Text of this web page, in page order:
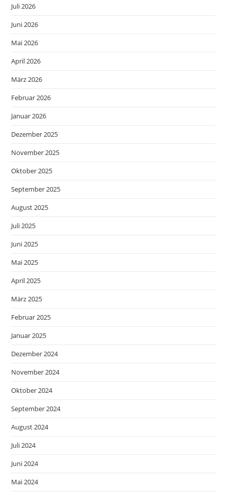
Juli 2026
Juni 2026
Mai 2026
April 2026
März 2026
Februar 2026
Januar 2026
Dezember 2025
November 2025
Oktober 2025
September 2025
August 2025
Juli 2025
Juni 2025
Mai 2025
April 2025
März 2025
Februar 2025
Januar 2025
Dezember 2024
November 2024
Oktober 2024
September 2024
August 2024
Juli 2024
Juni 2024
Mai 2024